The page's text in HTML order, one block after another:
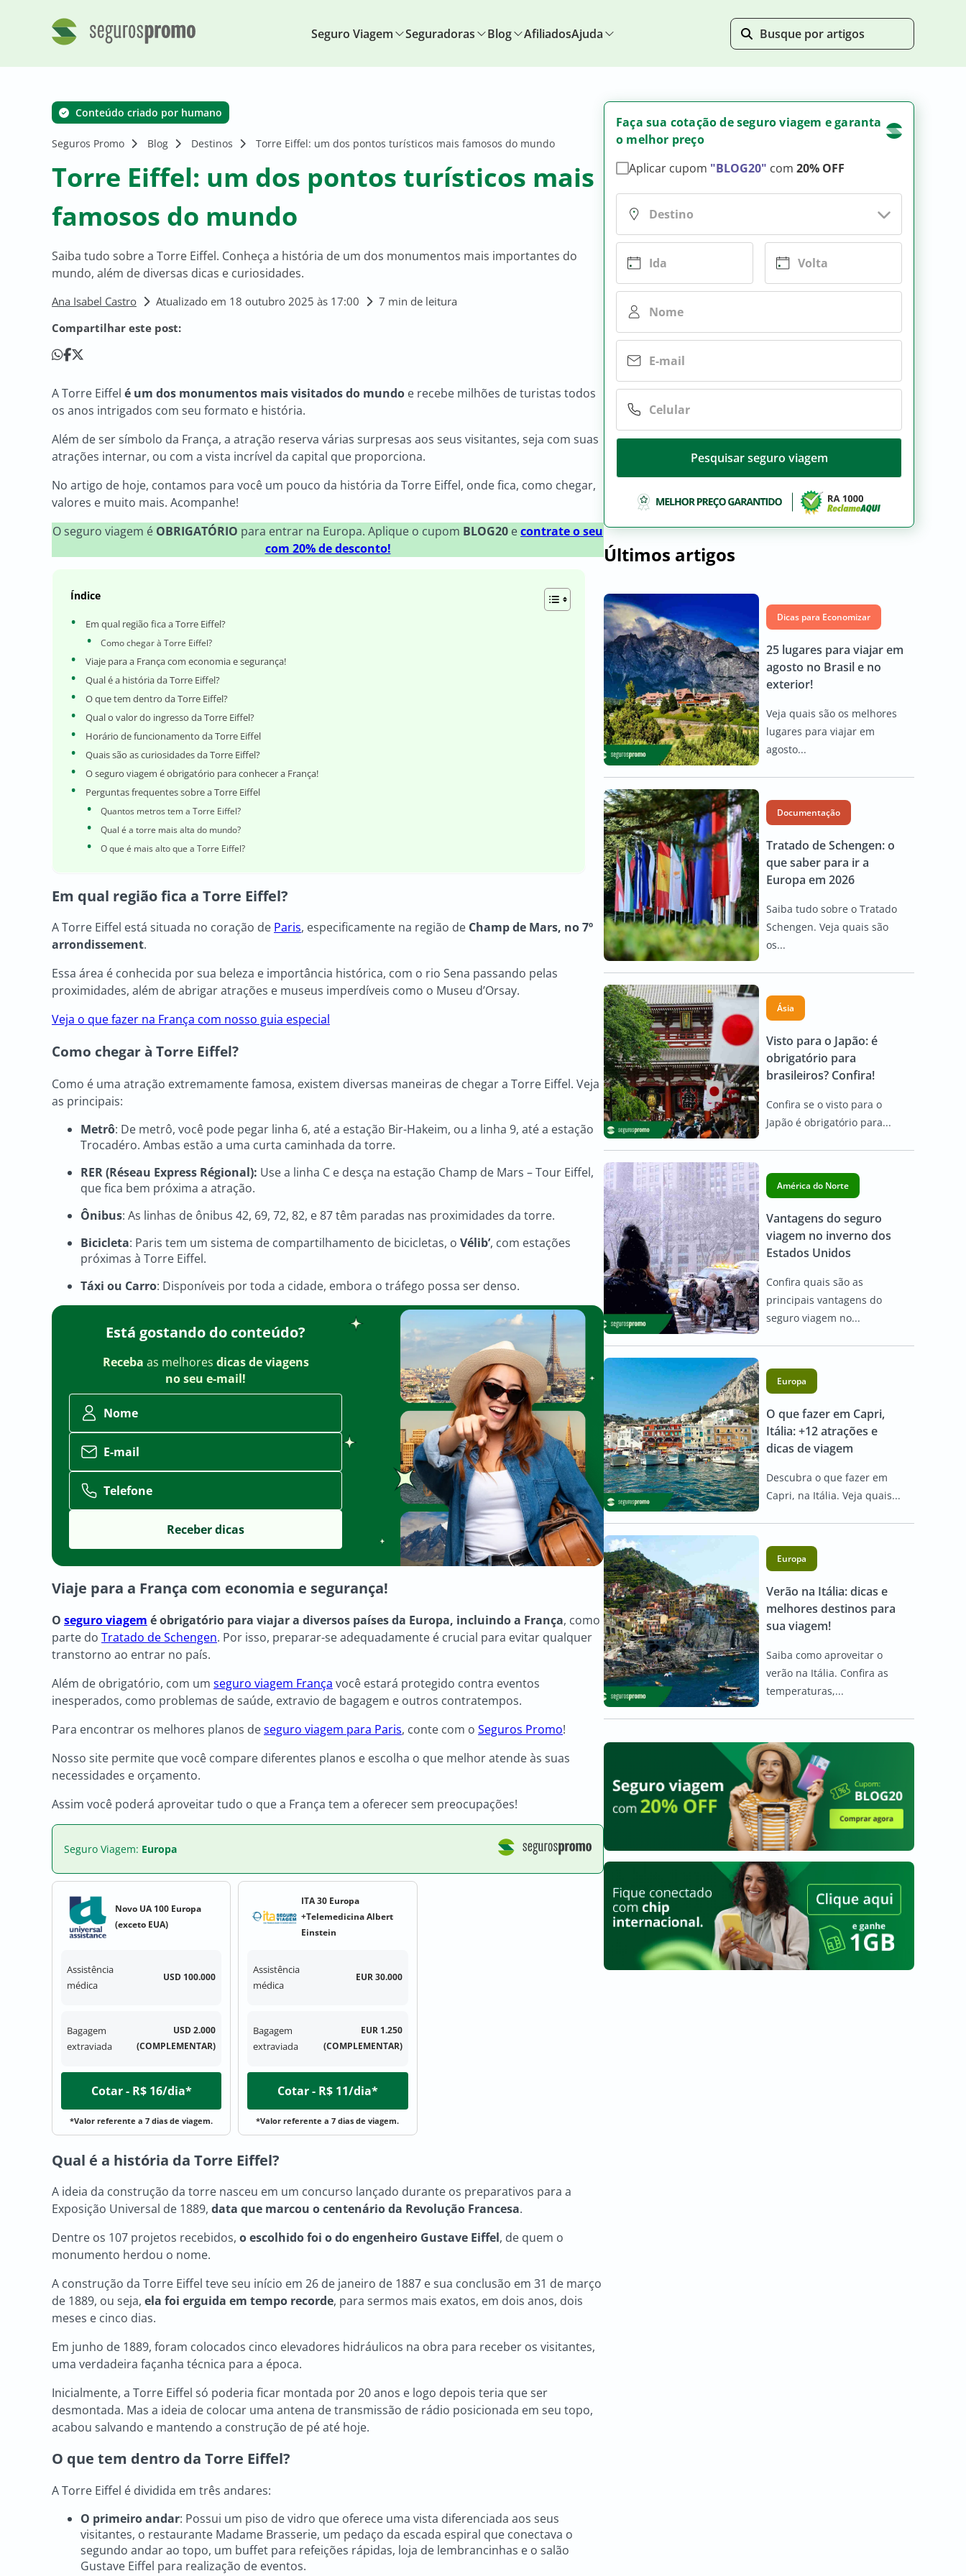
Seguro Viagem Seguradoras Blog AfiliadosAjuda
Conteúdo criado por humano
Seguros Promo Blog Destinos Torre Eiffel: um dos pontos turísticos mais famosos do mundo
Torre Eiffel: um dos pontos turísticos mais
famosos do mundo
Saiba tudo sobre a Torre Eiffel. Conheça a história de um dos monumentos mais importantes do
mundo, além de diversas dicas e curiosidades.
Ana Isabel Castro Atualizado em 18 outubro 2025 às 17:00
7 min de leitura
Compartilhar este post:
A Torre Eiffel é um dos monumentos mais visitados do mundo e recebe milhões de turistas todos
os anos intrigados com seu formato e história.
Além de ser símbolo da França, a atração reserva várias surpresas aos seus visitantes, seja com suas
atrações internar, ou com a vista incrível da capital que proporciona.
No artigo de hoje, contamos para você um pouco da história da Torre Eiffel, onde fica, como chegar,
valores e muito mais. Acompanhe!
O seguro viagem é OBRIGATÓRIO para entrar na Europa. Aplique o cupom BLOG20 econtrate o seu
com 20% de desconto!
Índice
Em qual região fica a Torre Eiffel?
Como chegar à Torre Eiffel?
Viaje para a França com economia e segurança!
Qual é a história da Torre Eiffel?
O que tem dentro da Torre Eiffel?
Qual o valor do ingresso da Torre Eiffel?
Horário de funcionamento da Torre Eiffel
Quais são as curiosidades da Torre Eiffel?
O seguro viagem é obrigatório para conhecer a França!
Perguntas frequentes sobre a Torre Eiffel
Quantos metros tem a Torre Eiffel?
Qual é a torre mais alta do mundo?
O que é mais alto que a Torre Eiffel?
Em qual região fica a Torre Eiffel?
A Torre Eiffel está situada no coração de Paris, especificamente na região de Champ de Mars, no 7º
arrondissement.
Essa área é conhecida por sua beleza e importância histórica, com o rio Sena passando pelas
proximidades, além de abrigar atrações e museus imperdíveis como o Museu d’Orsay.
Veja o que fazer na França com nosso guia especial
Como chegar à Torre Eiffel?
Como é uma atração extremamente famosa, existem diversas maneiras de chegar a Torre Eiffel. Veja
as principais:
Metrô: De metrô, você pode pegar linha 6, até a estação Bir-Hakeim, ou a linha 9, até a estação
Trocadéro. Ambas estão a uma curta caminhada da torre.
RER (Réseau Express Régional): Use a linha C e desça na estação Champ de Mars – Tour Eiffel,
que fica bem próxima a atração.
Ônibus: As linhas de ônibus 42, 69, 72, 82, e 87 têm paradas nas proximidades da torre.
Bicicleta: Paris tem um sistema de compartilhamento de bicicletas, o Vélib’, com estações
próximas à Torre Eiffel.
Táxi ou Carro: Disponíveis por toda a cidade, embora o tráfego possa ser denso.
Está gostando do conteúdo?
Receba as melhores dicas de viagens
no seu e-mail!
Nome
E-mail
Telefone
Viaje para a França com economia e segurança!
O seguro viagem é obrigatório para viajar a diversos países da Europa, incluindo a França, como
parte do Tratado de Schengen. Por isso, preparar-se adequadamente é crucial para evitar qualquer
transtorno ao entrar no país.
Além de obrigatório, com um seguro viagem França você estará protegido contra eventos
inesperados, como problemas de saúde, extravio de bagagem e outros contratempos.
Para encontrar os melhores planos deseguro viagem para Paris, conte com o Seguros Promo!
Nosso site permite que você compare diferentes planos e escolha o que melhor atende às suas
necessidades e orçamento.
Assim você poderá aproveitar tudo o que a França tem a oferecer sem preocupações!
Seguro Viagem: Europa
Novo UA 100 Europa
(exceto EUA)
Assistência
médica
USD 100.000
Bagagem
extraviada
USD 2.000
(COMPLEMENTAR)
Cotar - R$ 16/dia*
*Valor referente a 7 dias de viagem.
ITA 30 Europa
+Telemedicina Albert
Einstein
Assistência
médica
EUR 30.000
Bagagem
extraviada
EUR 1.250
(COMPLEMENTAR)
Cotar - R$ 11/dia*
*Valor referente a 7 dias de viagem.
Qual é a história da Torre Eiffel?
A ideia da construção da torre nasceu em um concurso lançado durante os preparativos para a
Exposição Universal de 1889, data que marcou o centenário da Revolução Francesa.
Dentre os 107 projetos recebidos, o escolhido foi o do engenheiro Gustave Eiffel, de quem o
monumento herdou o nome.
A construção da Torre Eiffel teve seu início em 26 de janeiro de 1887 e sua conclusão em 31 de março
de 1889, ou seja, ela foi erguida em tempo recorde, para sermos mais exatos, em dois anos, dois
meses e cinco dias.
Em junho de 1889, foram colocados cinco elevadores hidráulicos na obra para receber os visitantes,
uma verdadeira façanha técnica para a época.
Inicialmente, a Torre Eiffel só poderia ficar montada por 20 anos e logo depois teria que ser
desmontada. Mas a ideia de colocar uma antena de transmissão de rádio posicionada em seu topo,
acabou salvando e mantendo a construção de pé até hoje.
O que tem dentro da Torre Eiffel?
A Torre Eiffel é dividida em três andares:
O primeiro andar: Possui um piso de vidro que oferece uma vista diferenciada aos seus
visitantes, o restaurante Madame Brasserie, um pedaço da escada espiral que conectava o
segundo andar ao topo, um buffet para refeições rápidas, loja de lembrancinhas e o salão
Gustave Eiffel para realização de eventos.
Faça sua cotação de seguro viagem e garanta
o melhor preço
Aplicar cupom "BLOG20" com 20% OFF
Pesquisar seguro viagem
Últimos artigos
Dicas para Economizar
25 lugares para viajar em
agosto no Brasil e no
exterior!
Veja quais são os melhores
lugares para viajar em
agosto...
Documentação
Tratado de Schengen: o
que saber para ir a
Europa em 2026
Saiba tudo sobre o Tratado
Schengen. Veja quais são
os...
Ásia
Visto para o Japão: é
obrigatório para
brasileiros? Confira!
Confira se o visto para o
Japão é obrigatório para...
América do Norte
Vantagens do seguro
viagem no inverno dos
Estados Unidos
Confira quais são as
principais vantagens do
seguro viagem no...
Europa
O que fazer em Capri,
Itália: +12 atrações e
dicas de viagem
Descubra o que fazer em
Capri, na Itália. Veja quais...
Europa
Verão na Itália: dicas e
melhores destinos para
sua viagem!
Saiba como aproveitar o
verão na Itália. Confira as
temperaturas,...